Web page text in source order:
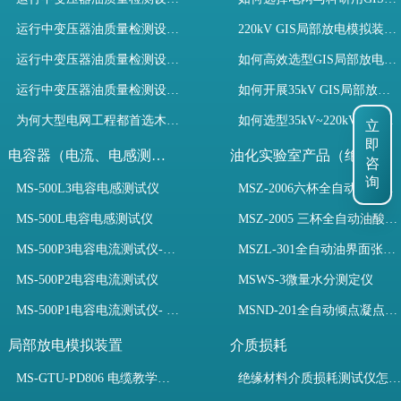
运行中变压器油质量检测设备如何维护？
运行中变压器油质量检测设备包括哪些？
运行中变压器油质量检测设备如何选型？
为何大型电网工程都首选木森电气成套电力测试设备？
220kV GIS局部放电模拟装置试验如何开展？
如何高效选型GIS局部放电模拟装置？
如何开展35kV GIS局部放电模拟装置检测试验与选型
如何选型35kV~220kV GIS局部放电模拟装置？
电容器（电流、电感测试）
MS-500L3电容电感测试仪
MS-500L电容电感测试仪
MS-500P3电容电流测试仪-3PT、两种4PT、1PT连接方式
MS-500P2电容电流测试仪
MS-500P1电容电流测试仪- 支持3PT、4PT、1PT
油化实验室产品（绝缘油）
MSZ-2006六杯全自动油酸值测定仪
MSZ-2005 三杯全自动油酸值测定仪
MSZL-301全自动油界面张力仪
MSWS-3微量水分测定仪
MSND-201全自动倾点凝点测试仪
局部放电模拟装置
MS-GTU-PD806 电缆教学用局部放电模拟装置
介质损耗
绝缘材料介质损耗测试仪怎么选？看木森电气B端定制如何升级测试效率
立
即
咨
询